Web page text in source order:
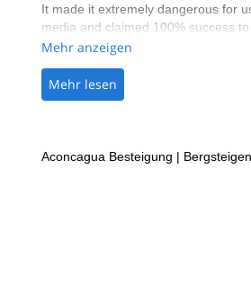
It made it extremely dangerous for
media and claimed 100% success
a service offered in the U.S., there
Mehr anzeigen
Mehr lesen
Aconcagua Besteigung |